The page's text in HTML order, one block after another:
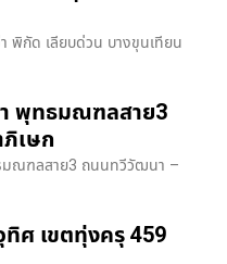
า พิกัด เลียบด่วน​ บางขุนเทียน​
า พุทธมณฑลสาย3
เษก
ธมณฑลสาย3 ถนนทวีวัฒนา –
ทิศ เขตทุ่งครุ 459